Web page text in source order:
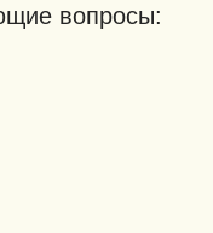
вопросы: